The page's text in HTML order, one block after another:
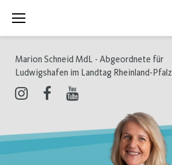
Inhalt
Marion Schneid MdL - Abgeordnete für
Ludwigshafen im Landtag Rheinland-Pfalz